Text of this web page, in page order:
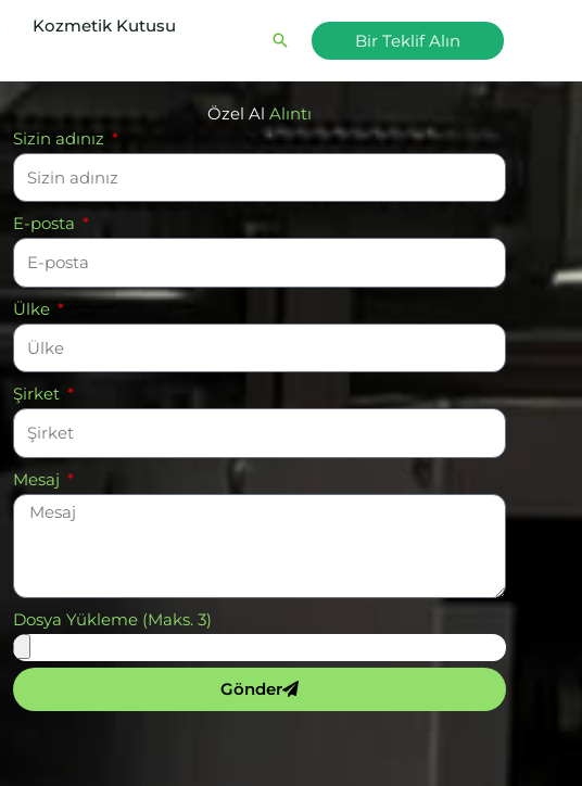
Kozmetik Kutusu
Arama Bir Teklif Alın
Özel Al Alıntı
Sizin adınız
E-posta
Ülke
Şirket
Mesaj
Dosya Yükleme (Maks. 3)
Gönder